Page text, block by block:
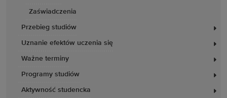
Zaświadczenia
Przebieg studiów
Uznanie efektów uczenia się
Ważne terminy
Programy studiów
Aktywność studencka